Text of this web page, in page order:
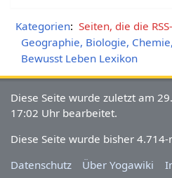
Kategorien: Seiten, die die
Geographie, Biologie,
Bewusst Leben Lexikon
Diese Seite wurde zuletzt am
17:02 Uhr bearbeitet.
Diese Seite wurde bisher
Datenschutz
Über Yogawiki